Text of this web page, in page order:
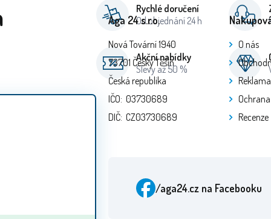
Rychlé doručení
Od objednání 24 h
Akční nabídky
Slevy až 50 %
Aga 24 s.r.o.
Nová Tovární 1940
73701 Český Těšín
Česká republika
IČO: 03730689
DIČ: CZ03730689
O nás
Recenze
/aga24.cz na Facebooku